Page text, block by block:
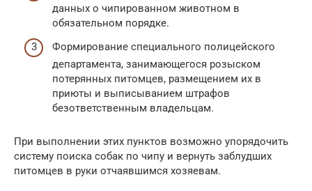
данных о чипированном животном в
обязательном порядке.
Формирование специального полицейского
департамента, занимающегося розыском
потерянных питомцев, размещением их в
приюты и выписыванием штрафов
безответственным владельцам.
При выполнении этих пунктов возможно упорядочить
систему поиска собак по чипу и вернуть заблудших
питомцев в руки отчаявшимся хозяевам.